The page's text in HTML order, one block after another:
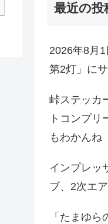
最近の投
2026年8月
第2灯」に
峠ステッカ
トコンプリ
もわかんね
インプレッ
ブ、2次エ
「たまゆ